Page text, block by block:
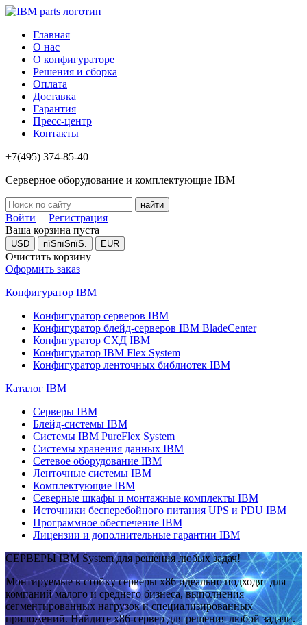
Главная
О нас
О конфигураторе
Решения и сборка
Оплата
Доставка
Гарантия
Пресс-центр
Контакты
+7(495) 374-85-40
Серверное оборудование и комплектующие IBM
Войти | Регистрация
Ваша корзина пуста
USD пїЅпїЅпїЅ. EUR
Очистить корзину
Оформить заказ
Конфигуратор IBM
Конфигуратор серверов IBM
Конфигуратор блейд-серверов IBM BladeCenter
Конфигуратор СХД IBM
Конфигуратор IBM Flex System
Конфигуратор ленточных библиотек IBM
Каталог IBM
Серверы IBM
Блейд-системы IBM
Системы IBM PureFlex System
Системы хранения данных IBM
Сетевое оборудование IBM
Ленточные системы IBM
Комплектующие IBM
Северные шкафы и монтажные комплекты IBM
Источники бесперебойного питания UPS и PDU IBM
Программное обеспечение IBM
Лицензии и дополнительные гарантии IBM
СЕРВЕРЫ IBM System для решения любых задач!
Монтируемые в стойку серверы x86 идеально подходят для
компаний малого и среднего бизнеса, выполнения
сегментированных нагрузок и специализированных
приложений. Найдите x86-сервер для решения любой задачи.